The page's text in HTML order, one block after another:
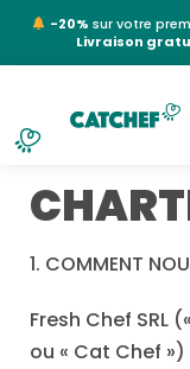
-20% sur votre
Livraison
NL
1. COMMENT
Fresh Chef SRL
ou « Cat Chef